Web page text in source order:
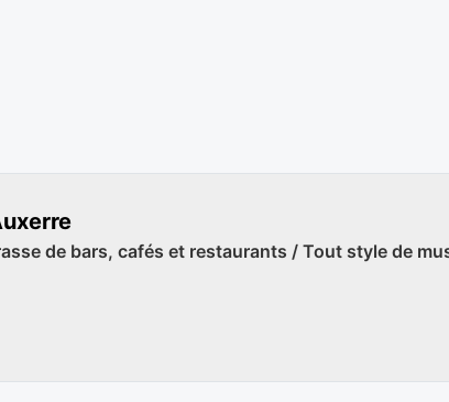
de bars, cafés et restaurants / Tout style de